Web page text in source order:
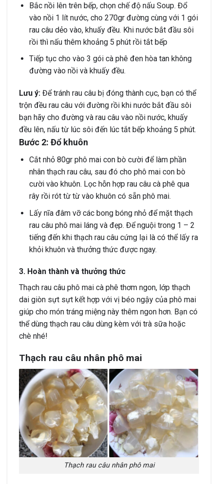
Bắc nồi lên trên bếp, chọn chế độ nấu Soup. Đổ
vào nồi 1 lít nước, cho 270gr đường cùng với 1 gói
rau câu dẻo vào, khuấy đều. Khi nước bắt đầu sôi
rồi thì nấu thêm khoảng 5 phút rồi tắt bếp
Tiếp tục cho vào 3 gói cà phê đen hòa tan không
đường vào nồi và khuấy đều.
Lưu ý: Để tránh rau câu bị đóng thành cục, bạn có thể
trộn đều rau câu với đường rồi khi nước bắt đầu sôi
bạn hãy cho đường và rau câu vào nồi nước, khuấy
đều lên, nấu từ lúc sôi đến lúc tắt bếp khoảng 5 phút.
Bước 2: Đổ khuôn
Cắt nhỏ 80gr phô mai con bò cười để làm phần
nhân thạch rau câu, sau đó cho phô mai con bò
cười vào khuôn. Lọc hỗn hợp rau câu cà phê qua
rây rồi rót từ từ vào khuôn có sẵn phô mai.
Lấy nĩa đâm vỡ các bong bóng nhỏ để mặt thạch
rau câu phô mai láng và đẹp. Để nguội trong 1 – 2
tiếng đến khi thạch rau câu cứng lại là có thể lấy ra
khỏi khuôn và thưởng thức được ngay.
3. Hoàn thành và thưởng thức
Thạch rau câu phô mai cà phê thơm ngon, lớp thạch
dai giòn sựt sựt kết hợp với vị béo ngậy của phô mai
giúp cho món tráng miệng này thêm ngon hơn. Bạn có
thể dùng thạch rau câu dùng kèm với trà sữa hoặc
chè nhé!
Thạch rau câu nhân phô mai
Thạch rau câu nhân phô mai